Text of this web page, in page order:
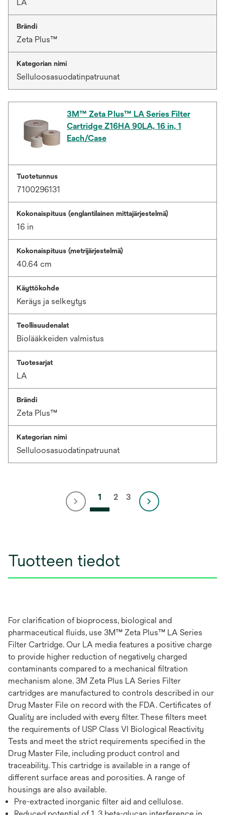
LA
Brändi
Zeta Plus™
Kategorian nimi
Selluloosasuodatinpatruunat
3M™ Zeta Plus™ LA Series Filter
Cartridge Z16HA 90LA, 16 in, 1
Each/Case
Tuotetunnus
7100296131
Kokonaispituus (englantilainen mittajärjestelmä)
16 in
Kokonaispituus (metrijärjestelmä)
40.64 cm
Käyttökohde
Keräys ja selkeytys
Teollisuudenalat
Biolääkkeiden valmistus
Tuotesarjat
LA
Brändi
Zeta Plus™
Kategorian nimi
Selluloosasuodatinpatruunat
1 2 3
Tuotteen tiedot
For clarification of bioprocess, biological and
pharmaceutical fluids, use 3M™ Zeta Plus™ LA Series
Filter Cartridge. Our LA media features a positive charge
to provide higher reduction of negatively charged
contaminants compared to a mechanical filtration
mechanism alone. 3M Zeta Plus LA Series Filter
cartridges are manufactured to controls described in our
Drug Master File on record with the FDA. Certificates of
Quality are included with every filter. These filters meet
the requirements of USP Class VI Biological Reactivity
Tests and meet the strict requirements specified in the
Drug Master File, including product control and
traceability. This cartridge is available in a range of
different surface areas and porosities. A range of
housings are also available.
Pre-extracted inorganic filter aid and cellulose.